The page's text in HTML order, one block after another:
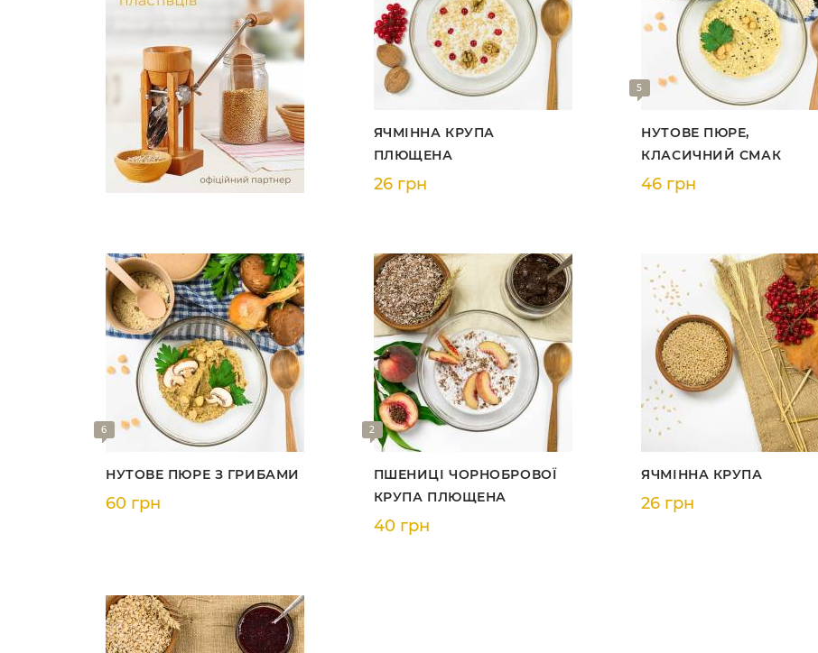
ЯЧМІННА КРУПА
ПЛЮЩЕНА
26 грн
5
НУТОВЕ ПЮРЕ,
КЛАСИЧНИЙ СМАК
46 грн
6
НУТОВЕ ПЮРЕ З ГРИБАМИ
60 грн
2
ПШЕНИЦІ ЧОРНОБРОВОЇ
КРУПА ПЛЮЩЕНА
40 грн
ЯЧМІННА КРУПА
26 грн